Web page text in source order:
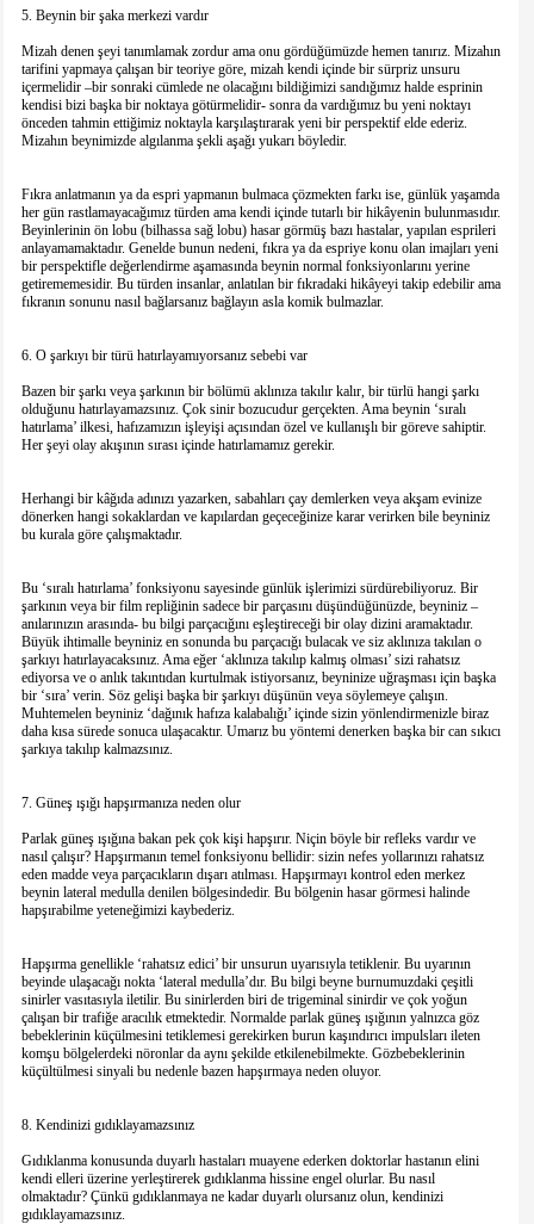
5. Beynin bir şaka merkezi vardır
Mizah denen şeyi tanımlamak zordur ama onu gördüğümüzde hemen tanırız. Mizahın
tarifini yapmaya çalışan bir teoriye göre, mizah kendi içinde bir sürpriz unsuru
içermelidir –bir sonraki cümlede ne olacağını bildiğimizi sandığımız halde esprinin
kendisi bizi başka bir noktaya götürmelidir- sonra da vardığımız bu yeni noktayı
önceden tahmin ettiğimiz noktayla karşılaştırarak yeni bir perspektif elde ederiz.
Mizahın beynimizde algılanma şekli aşağı yukarı böyledir.
Fıkra anlatmanın ya da espri yapmanın bulmaca çözmekten farkı ise, günlük yaşamda
her gün rastlamayacağımız türden ama kendi içinde tutarlı bir hikâyenin bulunmasıdır.
Beyinlerinin ön lobu (bilhassa sağ lobu) hasar görmüş bazı hastalar, yapılan esprileri
anlayamamaktadır. Genelde bunun nedeni, fıkra ya da espriye konu olan imajları yeni
bir perspektifle değerlendirme aşamasında beynin normal fonksiyonlarını yerine
getirememesidir. Bu türden insanlar, anlatılan bir fıkradaki hikâyeyi takip edebilir ama
fıkranın sonunu nasıl bağlarsanız bağlayın asla komik bulmazlar.
6. O şarkıyı bir türü hatırlayamıyorsanız sebebi var
Bazen bir şarkı veya şarkının bir bölümü aklınıza takılır kalır, bir türlü hangi şarkı
olduğunu hatırlayamazsınız. Çok sinir bozucudur gerçekten. Ama beynin ‘sıralı
hatırlama’ ilkesi, hafızamızın işleyişi açısından özel ve kullanışlı bir göreve sahiptir.
Her şeyi olay akışının sırası içinde hatırlamamız gerekir.
Herhangi bir kâğıda adınızı yazarken, sabahları çay demlerken veya akşam evinize
dönerken hangi sokaklardan ve kapılardan geçeceğinize karar verirken bile beyniniz
bu kurala göre çalışmaktadır.
Bu ‘sıralı hatırlama’ fonksiyonu sayesinde günlük işlerimizi sürdürebiliyoruz. Bir
şarkının veya bir film repliğinin sadece bir parçasını düşündüğünüzde, beyniniz –
anılarınızın arasında- bu bilgi parçacığını eşleştireceği bir olay dizini aramaktadır.
Büyük ihtimalle beyniniz en sonunda bu parçacığı bulacak ve siz aklınıza takılan o
şarkıyı hatırlayacaksınız. Ama eğer ‘aklınıza takılıp kalmış olması’ sizi rahatsız
ediyorsa ve o anlık takıntıdan kurtulmak istiyorsanız, beyninize uğraşması için başka
bir ‘sıra’ verin. Söz gelişi başka bir şarkıyı düşünün veya söylemeye çalışın.
Muhtemelen beyniniz ‘dağınık hafıza kalabalığı’ içinde sizin yönlendirmenizle biraz
daha kısa sürede sonuca ulaşacaktır. Umarız bu yöntemi denerken başka bir can sıkıcı
şarkıya takılıp kalmazsınız.
7. Güneş ışığı hapşırmanıza neden olur
Parlak güneş ışığına bakan pek çok kişi hapşırır. Niçin böyle bir refleks vardır ve
nasıl çalışır? Hapşırmanın temel fonksiyonu bellidir: sizin nefes yollarınızı rahatsız
eden madde veya parçacıkların dışarı atılması. Hapşırmayı kontrol eden merkez
beynin lateral medulla denilen bölgesindedir. Bu bölgenin hasar görmesi halinde
hapşırabilme yeteneğimizi kaybederiz.
Hapşırma genellikle ‘rahatsız edici’ bir unsurun uyarısıyla tetiklenir. Bu uyarının
beyinde ulaşacağı nokta ‘lateral medulla’dır. Bu bilgi beyne burnumuzdaki çeşitli
sinirler vasıtasıyla iletilir. Bu sinirlerden biri de trigeminal sinirdir ve çok yoğun
çalışan bir trafiğe aracılık etmektedir. Normalde parlak güneş ışığının yalnızca göz
bebeklerinin küçülmesini tetiklemesi gerekirken burun kaşındırıcı impulsları ileten
komşu bölgelerdeki nöronlar da aynı şekilde etkilenebilmekte. Gözbebeklerinin
küçültülmesi sinyali bu nedenle bazen hapşırmaya neden oluyor.
8. Kendinizi gıdıklayamazsınız
Gıdıklanma konusunda duyarlı hastaları muayene ederken doktorlar hastanın elini
kendi elleri üzerine yerleştirerek gıdıklanma hissine engel olurlar. Bu nasıl
olmaktadır? Çünkü gıdıklanmaya ne kadar duyarlı olursanız olun, kendinizi
gıdıklayamazsınız.